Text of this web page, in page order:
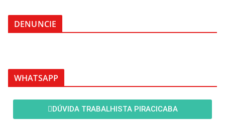
DENUNCIE
WHATSAPP
DÚVIDA TRABALHISTA PIRACICABA